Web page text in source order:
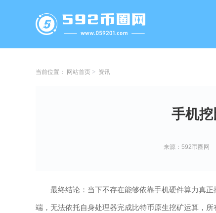
当前位置： 网站首页 资讯
手机
来源：592币圈网
最终结论：当下不存在能够依靠手机硬件算力真
端，无法依托自身处理器完成比特币原生挖矿运算，